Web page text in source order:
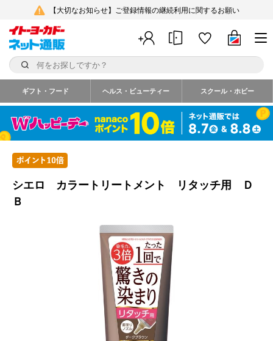
【大切なお知らせ】ご登録情報の継続利用に関するお願い
ギフト・フード ヘルス・ビューティー スクール・ホビー
シエロ カラートリートメント リタッチ用 Ｄ
Ｂ